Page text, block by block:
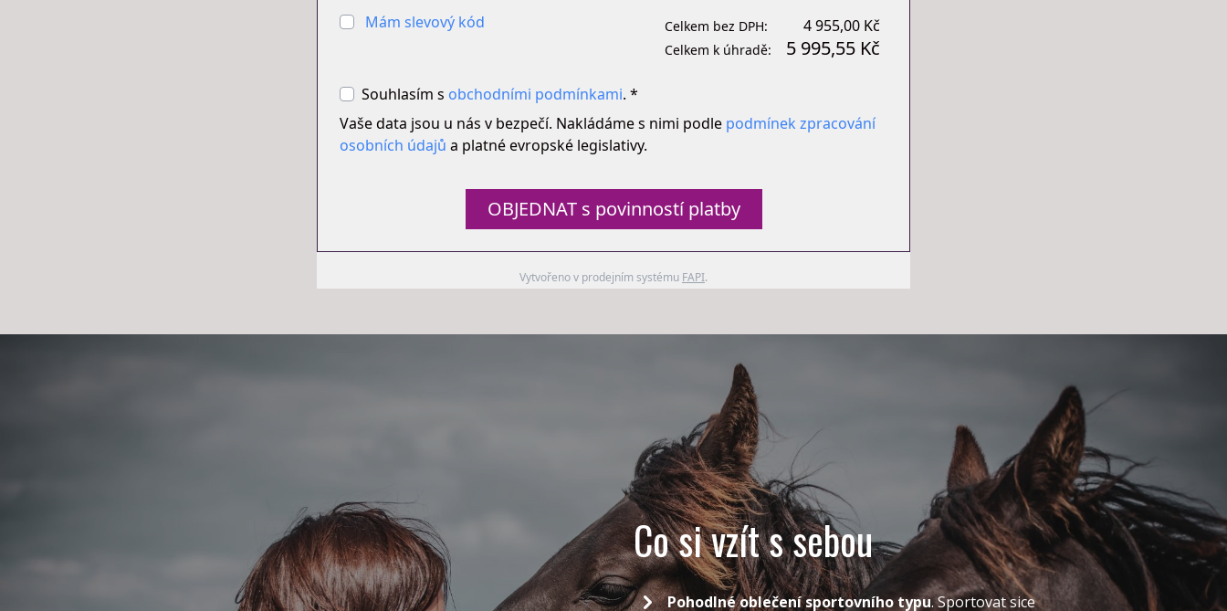
Mám slevový kód Celkem bez DPH: 4 955,00 Kč
Celkem k úhradě: 5 995,55 Kč
Souhlasím s obchodními podmínkami. *
Vaše data jsou u nás v bezpečí. Nakládáme s nimi podle podmínek zpracování
osobních údajů a platné evropské legislativy.
OBJEDNAT s povinností platby
Vytvořeno v prodejním systému FAPI.
Co si vzít s sebou
Pohodlné oblečení sportovního typu. Sportovat sice